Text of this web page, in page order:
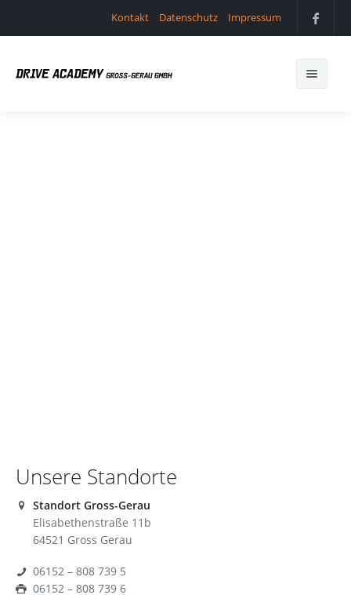
Kontakt Datenschutz Impressum
Unsere Standorte
Standort Gross-Gerau
Elisabethenstraße 11b
64521 Gross Gerau
06152 – 808 739 5
06152 – 808 739 6